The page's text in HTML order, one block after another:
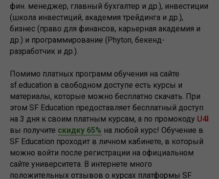
фин. менеджер, главный бухгалтер и др.), инвестиции
(школа инвестиций, академия трейдинга и др.),
бизнес (право для финансов, карьерная академия и
др.) и программирование (Phyton, бекенд-
разработчик и др.).
Помимо платных программ обучения на сайте
sf.education в свободном доступе есть курсы и
материалы, которые можно бесплатно скачать. При
этом SF Education предоставляет бесплатный доступ
на 3 дня к своим платным курсам, а по промокоду U4I
вы получите скидку 65% на любой курс! Обучение в
SF Education проходит в личном кабинете, в который
можно войти после регистрации на официальном
сайте университета. В интернете много
положительных отзывов о курсах платформы SF